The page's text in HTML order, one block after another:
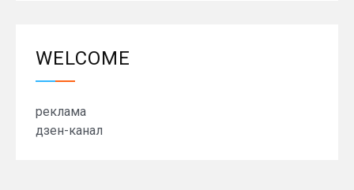
WELCOME
реклама
дзен-канал